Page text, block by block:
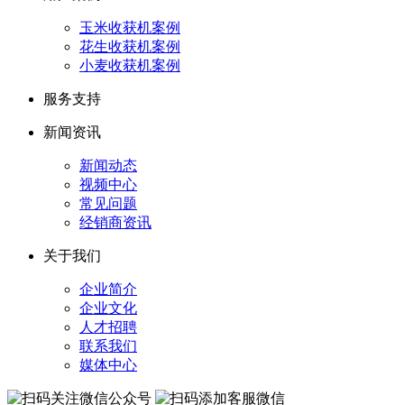
玉米收获机案例
花生收获机案例
小麦收获机案例
服务支持
新闻资讯
新闻动态
视频中心
常见问题
经销商资讯
关于我们
企业简介
企业文化
人才招聘
联系我们
媒体中心